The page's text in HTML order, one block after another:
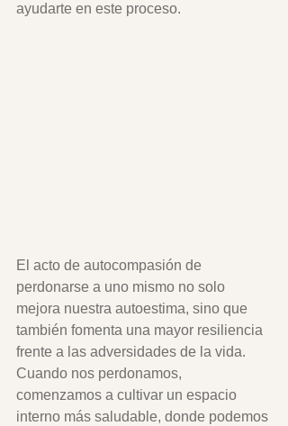
ayudarte en este proceso.
El acto de autocompasión de
perdonarse a uno mismo no solo
mejora nuestra autoestima, sino que
también fomenta una mayor resiliencia
frente a las adversidades de la vida.
Cuando nos perdonamos,
comenzamos a cultivar un espacio
interno más saludable, donde podemos